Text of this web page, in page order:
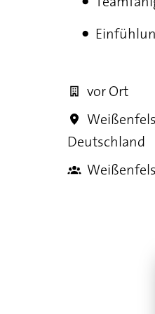
vor Ort
Weißenfels
Deutschland
Weißenfels